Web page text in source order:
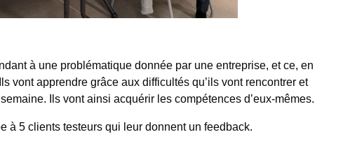
à une problématique donnée par une entreprise, et ce, en
vont apprendre grâce aux difficultés qu’ils vont rencontrer et
Ils vont ainsi acquérir les compétences d’eux-mêmes.
à 5 clients testeurs qui leur donnent un feedback.